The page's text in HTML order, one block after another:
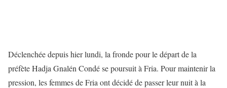
Déclenchée depuis hier lundi, la fronde pour le départ de la
préfète Hadja Gnalén Condé se poursuit à Fria. Pour maintenir la
pression, les femmes de Fria ont décidé de passer leur nuit à la